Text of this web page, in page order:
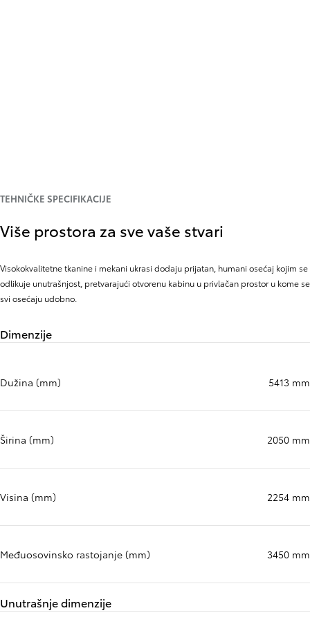
TEHNIČKE SPECIFIKACIJE
Više prostora za sve vaše stvari
Visokokvalitetne tkanine i mekani ukrasi dodaju prijatan, humani osećaj kojim se
odlikuje unutrašnjost, pretvarajući otvorenu kabinu u privlačan prostor u kome se
svi osećaju udobno.
Dimenzije
Dužina (mm) 5413 mm
Širina (mm) 2050 mm
Visina (mm) 2254 mm
Međuosovinsko rastojanje (mm) 3450 mm
Unutrašnje dimenzije